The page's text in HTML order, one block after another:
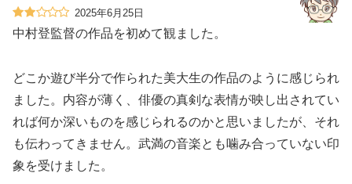
2025年6月25日
中村登監督の作品を初めて観ました。
どこか遊び半分で作られた美大生の作品のように感じられ
ました。内容が薄く、俳優の真剣な表情が映し出されてい
れば何か深いものを感じられるのかと思いましたが、それ
も伝わってきません。武満の音楽とも噛み合っていない印
象を受けました。